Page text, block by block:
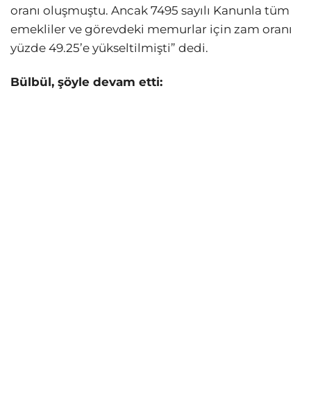
oranı oluşmuştu. Ancak 7495 sayılı Kanunla tüm
emekliler ve görevdeki memurlar için zam oranı
yüzde 49.25’e yükseltilmişti” dedi.
Bülbül, şöyle devam etti: